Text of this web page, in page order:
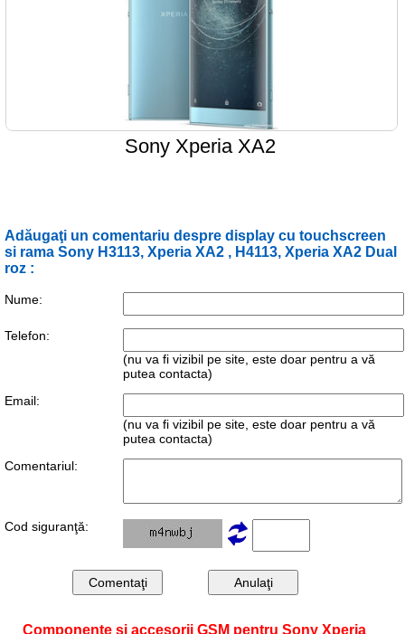
Sony Xperia XA2
Adăugaţi un comentariu despre display cu touchscreen
si rama Sony H3113, Xperia XA2 , H4113, Xperia XA2 Dual
roz :
Nume:
Telefon:
(nu va fi vizibil pe site, este doar pentru a vă
putea contacta)
Email:
(nu va fi vizibil pe site, este doar pentru a vă
putea contacta)
Comentariul:
Cod siguranţă:
Componente și accesorii GSM pentru Sony Xperia